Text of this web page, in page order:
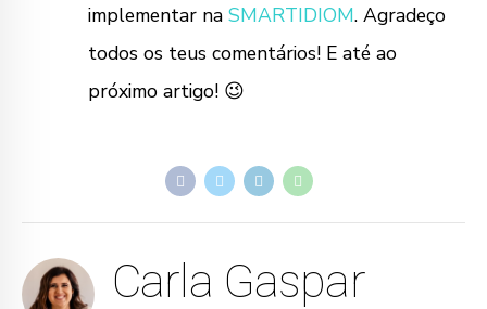
implementar na SMARTIDIOM. Agradeço
todos os teus comentários! E até ao
próximo artigo! 😉
Carla Gaspar